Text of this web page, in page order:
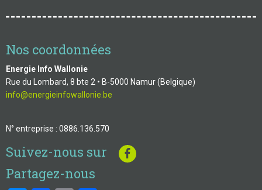
Nos coordonnées
Energie Info Wallonie
Rue du Lombard, 8 bte 2 • B-5000 Namur (Belgique)
info@energieinfowallonie.be
N° entreprise : 0886.136.570
Suivez-nous sur
Partagez-nous